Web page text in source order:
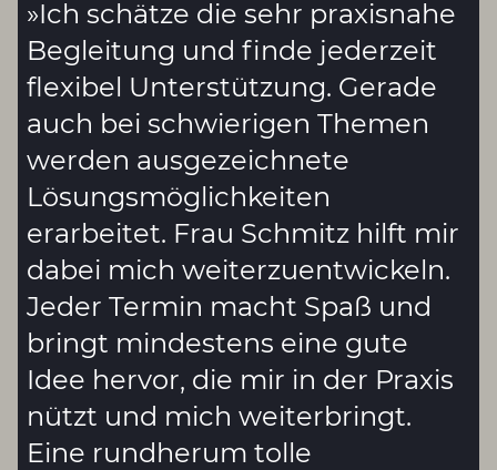
»Ich schätze die sehr praxisnahe
Begleitung und finde jederzeit
flexibel Unterstützung. Gerade
auch bei schwierigen Themen
werden ausgezeichnete
Lösungsmöglichkeiten
erarbeitet. Frau Schmitz hilft mir
dabei mich weiterzuentwickeln.
Jeder Termin macht Spaß und
bringt mindestens eine gute
Idee hervor, die mir in der Praxis
nützt und mich weiterbringt.
Eine rundherum tolle